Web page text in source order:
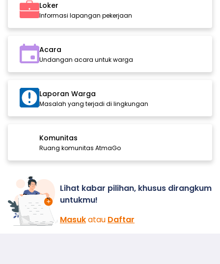
Loker
Informasi lapangan pekerjaan
Acara
Undangan acara untuk warga
Laporan Warga
Masalah yang terjadi di lingkungan
Komunitas
Ruang komunitas AtmaGo
Lihat kabar pilihan, khusus dirangkum
untukmu!
Masukatau Daftar